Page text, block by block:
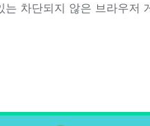
차단되지 않은 브라우저